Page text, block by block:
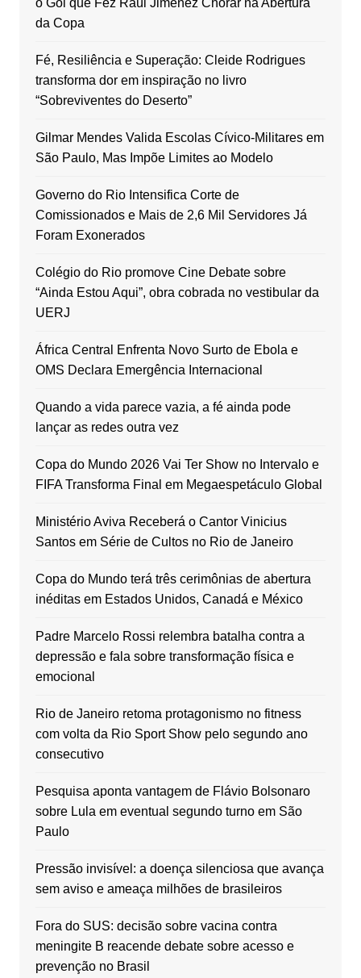
da Copa
Fé, Resiliência e Superação: Cleide Rodrigues
transforma dor em inspiração no livro
“Sobreviventes do Deserto”
Gilmar Mendes Valida Escolas Cívico-Militares em
São Paulo, Mas Impõe Limites ao Modelo
Governo do Rio Intensifica Corte de
Comissionados e Mais de 2,6 Mil Servidores Já
Foram Exonerados
Colégio do Rio promove Cine Debate sobre
“Ainda Estou Aqui”, obra cobrada no vestibular da
UERJ
África Central Enfrenta Novo Surto de Ebola e
OMS Declara Emergência Internacional
Quando a vida parece vazia, a fé ainda pode
lançar as redes outra vez
Copa do Mundo 2026 Vai Ter Show no Intervalo e
FIFA Transforma Final em Megaespetáculo Global
Ministério Aviva Receberá o Cantor Vinicius
Santos em Série de Cultos no Rio de Janeiro
Copa do Mundo terá três cerimônias de abertura
inéditas em Estados Unidos, Canadá e México
Padre Marcelo Rossi relembra batalha contra a
depressão e fala sobre transformação física e
emocional
Rio de Janeiro retoma protagonismo no fitness
com volta da Rio Sport Show pelo segundo ano
consecutivo
Pesquisa aponta vantagem de Flávio Bolsonaro
sobre Lula em eventual segundo turno em São
Paulo
Pressão invisível: a doença silenciosa que avança
sem aviso e ameaça milhões de brasileiros
Fora do SUS: decisão sobre vacina contra
meningite B reacende debate sobre acesso e
prevenção no Brasil